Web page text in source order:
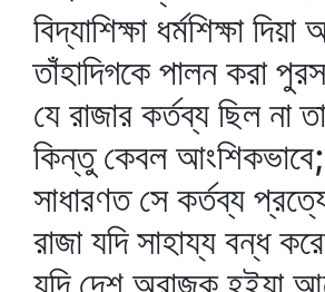
বিদ্যাশিক্ষা ধর্মশিক্ষা
তাঁহাদিগকে পালন করা
যে রাজার কর্তব্য ছিল না
কিন্তু কেবল
সাধারণত সে কর্তব্য
রাজা যদি সাহায্য বন্ধ